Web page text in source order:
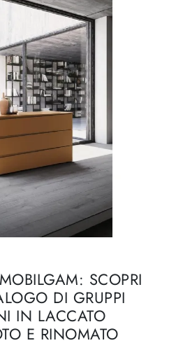
SCOPRI
DI GRUPPI
IN LACCATO
E RINOMATO